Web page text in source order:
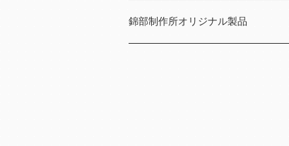
錦部制作所オリジナル製品